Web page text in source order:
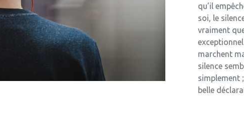
qu’il
soi, le
vraiment
marchent
silence
simplement
belle